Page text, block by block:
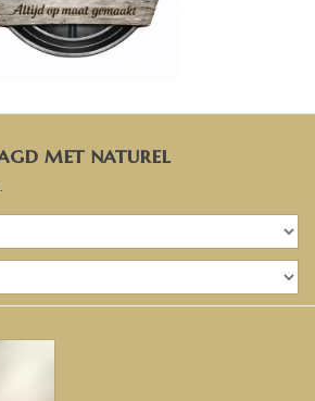
met naturel